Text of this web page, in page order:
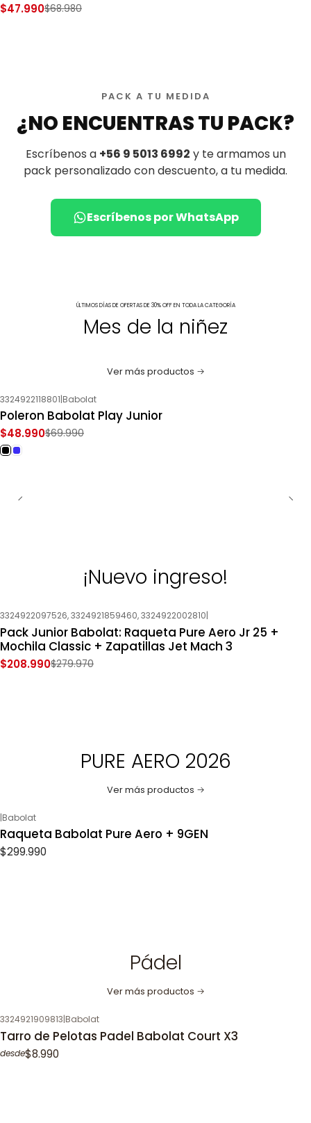
$47.990$68.980
PACK A TU MEDIDA
¿NO ENCUENTRAS TU PACK?
Escríbenos a +56 9 5013 6992 y te armamos un
pack personalizado con descuento, a tu medida.
Escríbenos por WhatsApp
ÚLTIMOS DÍAS DE OFERTAS DE 30% OFF EN TODA LA CATEGORÍA
Mes de la niñez
Ver más productos
-30%OFF
3324922118801|Babolat
Poleron Babolat Play Junior
$48.990$69.990
¡Nuevo ingreso!
-25% OFF
Nuevo
3324922097526, 3324921859460, 3324922002810|
Pack Junior Babolat: Raqueta Pure Aero Jr 25 +
Mochila Classic + Zapatillas Jet Mach 3
$208.990$279.970
PURE AERO 2026
Ver más productos
|Babolat
Raqueta Babolat Pure Aero + 9GEN
$299.990
Pádel
Ver más productos
3324921909813|Babolat
Tarro de Pelotas Padel Babolat Court X3
desde$8.990